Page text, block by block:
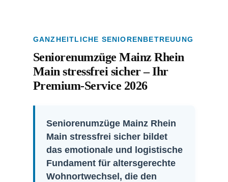
GANZHEITLICHE SENIORENBETREUUNG
Seniorenumzüge Mainz Rhein
Main stressfrei sicher – Ihr
Premium-Service 2026
Seniorenumzüge Mainz Rhein
Main stressfrei sicherbildet
das emotionale und logistische
Fundament für altersgerechte
Wohnortwechsel, die den